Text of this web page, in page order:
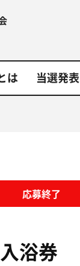
は 当選発表
応募終了
入浴券